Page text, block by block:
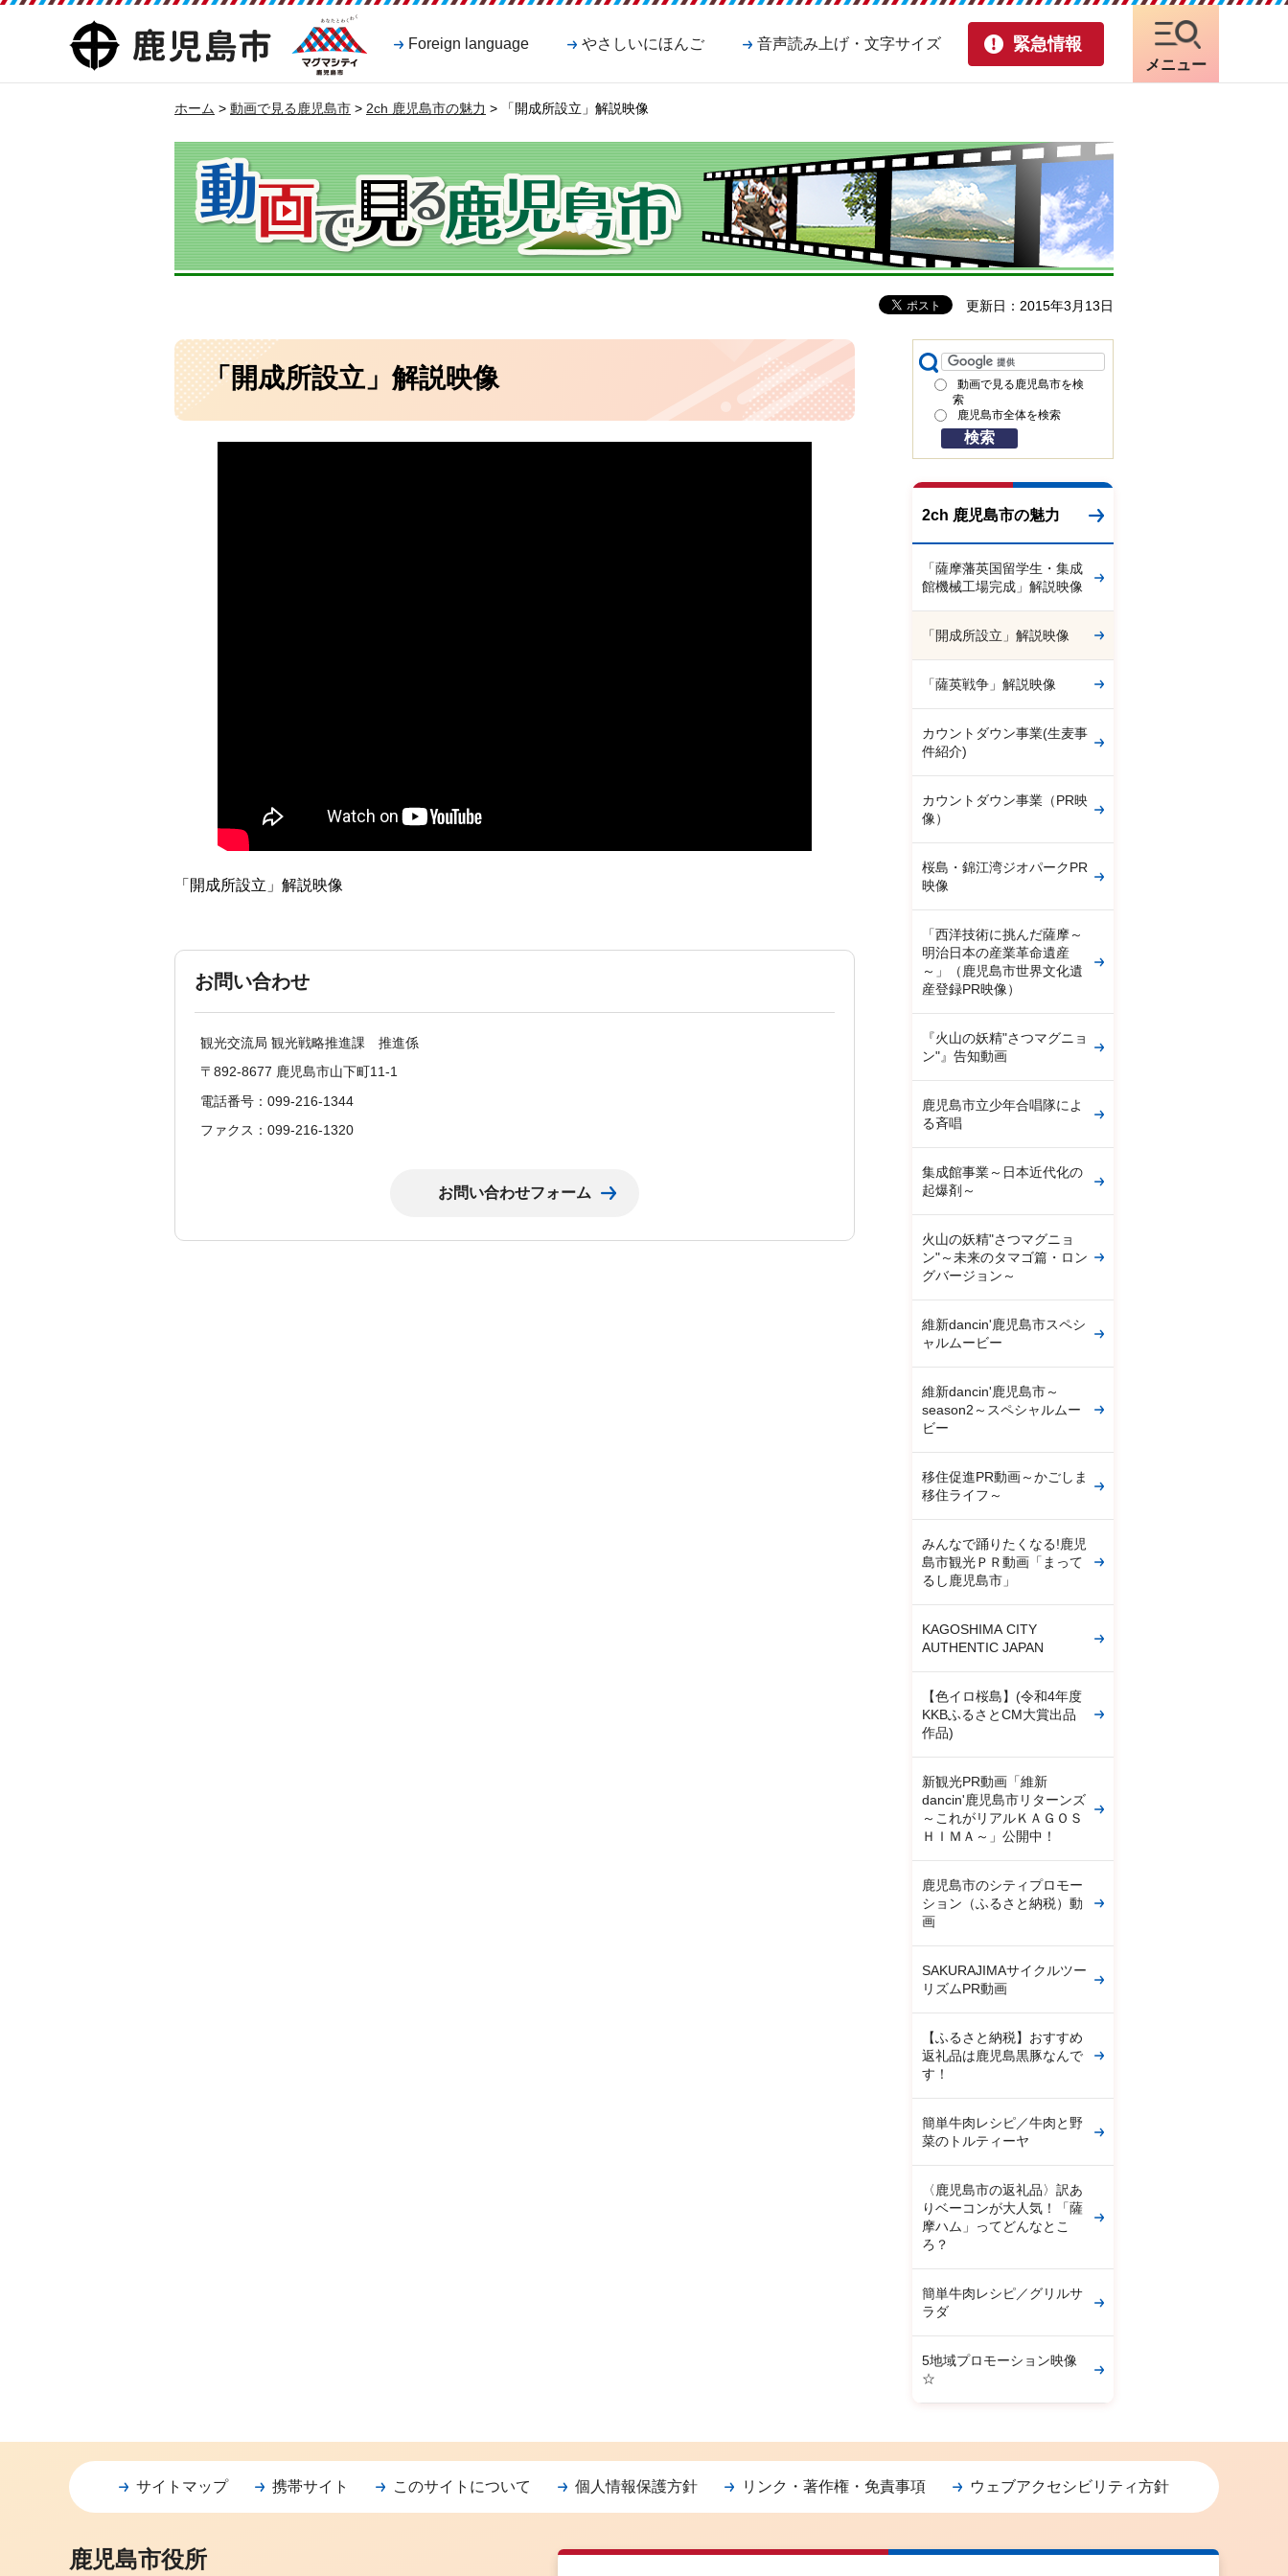
鹿児島市
マグマシティ
鹿児島市
Foreign language やさしいにほんご 音声読み上げ・文字サイズ 緊急情報
メニュー
ホーム > 動画で見る鹿児島市 > 2ch 鹿児島市の魅力 > 「開成所設立」解説映像
更新日：2015年3月13日
「開成所設立」解説映像
「開成所設立」解説映像
お問い合わせ
観光交流局 観光戦略推進課 推進係
〒892-8677 鹿児島市山下町11-1
電話番号：099-216-1344
ファクス：099-216-1320
動画で見る鹿児島市を検
索
鹿児島市全体を検索
2ch 鹿児島市の魅力
「薩摩藩英国留学生・集成
館機械工場完成」解説映像
「開成所設立」解説映像
「薩英戦争」解説映像
カウントダウン事業(生麦事
件紹介)
カウントダウン事業（PR映
像）
桜島・錦江湾ジオパークPR
映像
「西洋技術に挑んだ薩摩～
明治日本の産業革命遺産
～」（鹿児島市世界文化遺
産登録PR映像）
『火山の妖精"さつマグニョ
ン"』告知動画
鹿児島市立少年合唱隊によ
る斉唱
集成館事業～日本近代化の
起爆剤～
火山の妖精"さつマグニョ
ン"～未来のタマゴ篇・ロン
グバージョン～
維新dancin'鹿児島市スペシ
ャルムービー
維新dancin'鹿児島市～
season2～スペシャルムー
ビー
移住促進PR動画～かごしま
移住ライフ～
みんなで踊りたくなる!鹿児
島市観光ＰＲ動画「まって
るし鹿児島市」
KAGOSHIMA CITY
AUTHENTIC JAPAN
【色イロ桜島】(令和4年度
KKBふるさとCM大賞出品
作品)
新観光PR動画「維新
dancin'鹿児島市リターンズ
～これがリアルＫＡＧＯＳ
ＨＩＭＡ～」公開中！
鹿児島市のシティプロモー
ション（ふるさと納税）動
画
SAKURAJIMAサイクルツー
リズムPR動画
【ふるさと納税】おすすめ
返礼品は鹿児島黒豚なんで
す！
簡単牛肉レシピ／牛肉と野
菜のトルティーヤ
〈鹿児島市の返礼品〉訳あ
りベーコンが大人気！「薩
摩ハム」ってどんなとこ
ろ？
簡単牛肉レシピ／グリルサ
ラダ
5地域プロモーション映像
☆
サイトマップ 携帯サイト このサイトについて 個人情報保護方針 リンク・著作権・免責事項 ウェブアクセシビリティ方針
鹿児島市役所